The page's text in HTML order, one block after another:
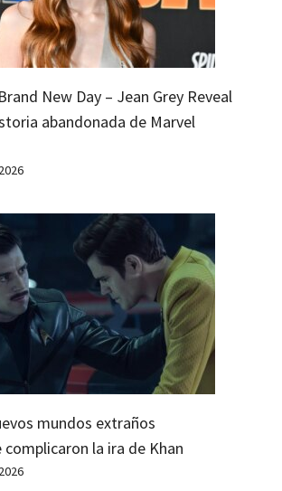
New Day – Jean Grey Reveal
abandonada de Marvel
mundos extraños
la ira de Khan